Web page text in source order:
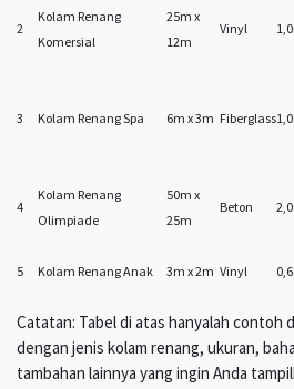
2
Kolam Renang
Komersial
25m x
12m
Vinyl
3
Kolam Renang Spa 6m x 3m Fiberglass
4
Kolam Renang
Olimpiade
50m x
25m
Beton
5
Kolam Renang Anak 3m x 2m Vinyl
Catatan: Tabel di atas hanyalah contoh
dengan jenis kolam renang, ukuran,
tambahan lainnya yang ingin Anda